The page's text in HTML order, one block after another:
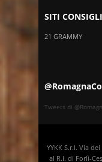
SITI
21 GRAMMY
Tweets di
YYKK S.r.l. Via
al R.I. di Forlì-